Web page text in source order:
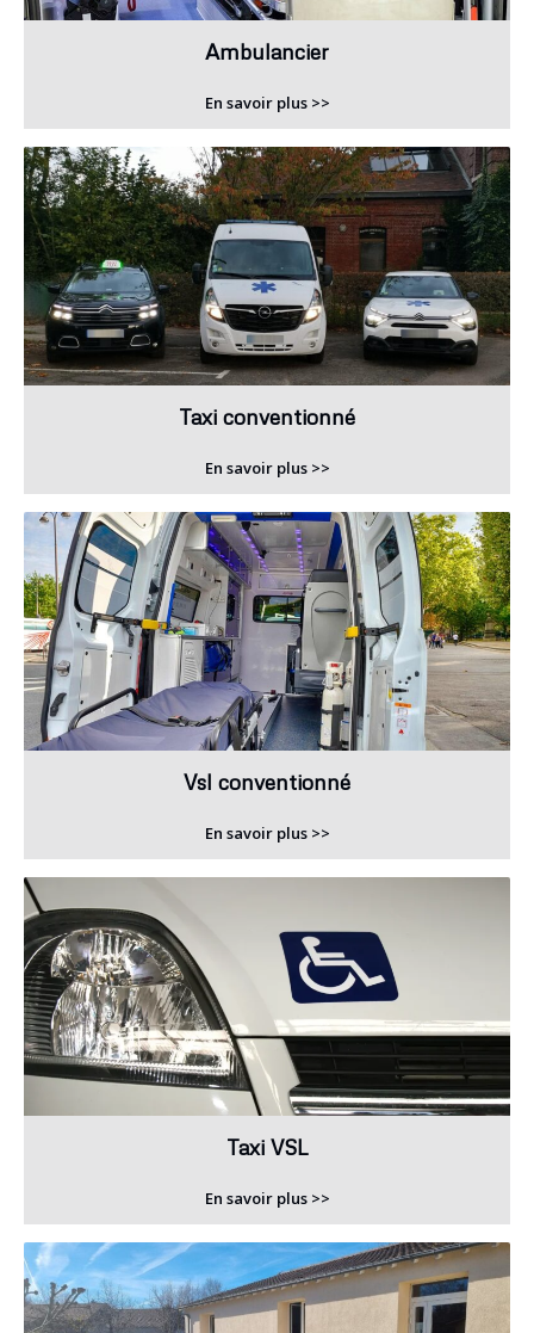
Ambulancier
En savoir plus >>
Taxi conventionné
En savoir plus >>
Vsl conventionné
En savoir plus >>
Taxi VSL
En savoir plus >>